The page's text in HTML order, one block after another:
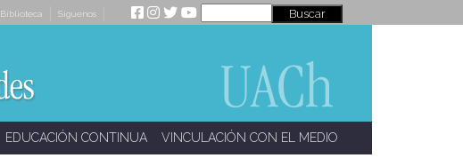
Biblioteca Síguenos
EDUCACIÓN CONTINUA VINCULACIÓN CON EL MEDIO